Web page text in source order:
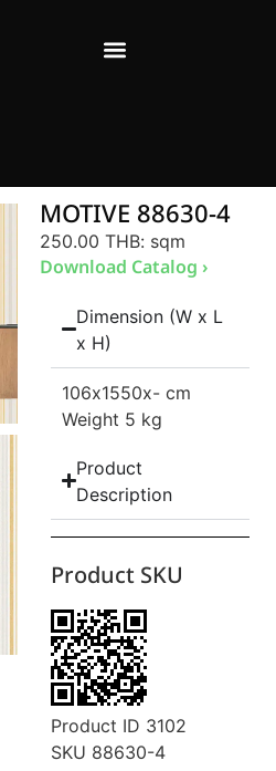
MOTIVE 88630-4
250.00 THB: sqm
Download Catalog ›
Dimension (W x L
x H)
106x1550x- cm
Weight 5 kg
Product
Description
Product SKU
Product ID 3102
SKU 88630-4